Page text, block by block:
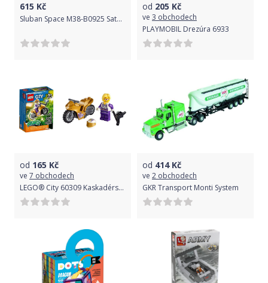
615 Kč
Sluban Space M38-B0925 Saturnská expediční raketa
od 205 Kč
ve 3 obchodech
PLAYMOBIL Drezúra 6933
od 165 Kč
ve 7 obchodech
LEGO® City 60309 Kaskadérská motorka se selfie tyčí
od 414Kč
ve 2 obchodech
GKR Transport Monti System